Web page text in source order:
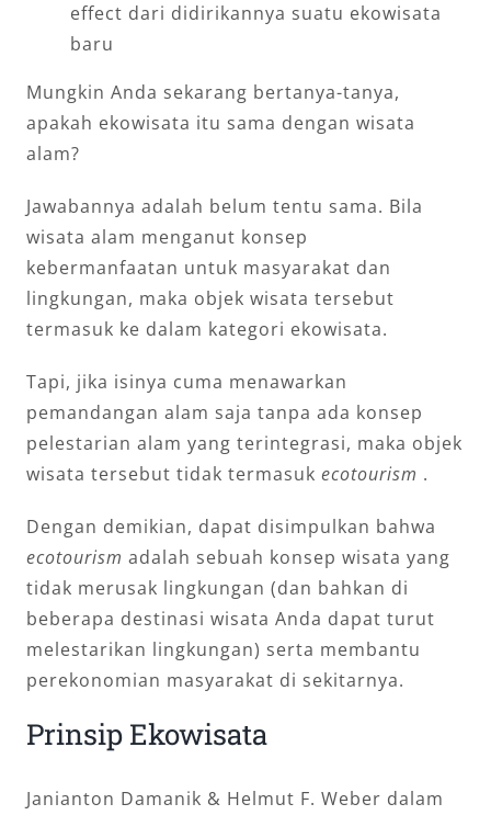
effect dari didirikannya suatu ekowisata
baru
Mungkin Anda sekarang bertanya-tanya,
apakah ekowisata itu sama dengan wisata
alam?
Jawabannya adalah belum tentu sama. Bila
wisata alam menganut konsep
kebermanfaatan untuk masyarakat dan
lingkungan, maka objek wisata tersebut
termasuk ke dalam kategori ekowisata.
Tapi, jika isinya cuma menawarkan
pemandangan alam saja tanpa ada konsep
pelestarian alam yang terintegrasi, maka objek
wisata tersebut tidak termasuk ecotourism .
Dengan demikian, dapat disimpulkan bahwa
ecotourism adalah sebuah konsep wisata yang
tidak merusak lingkungan (dan bahkan di
beberapa destinasi wisata Anda dapat turut
melestarikan lingkungan) serta membantu
perekonomian masyarakat di sekitarnya.
Prinsip Ekowisata
Janianton Damanik & Helmut F. Weber dalam